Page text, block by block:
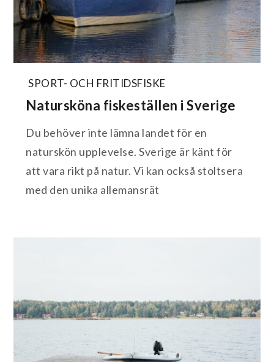
SPORT- OCH FRITIDSFISKE
Natursköna fiskeställen i Sverige
Du behöver inte lämna landet för en
naturskön upplevelse. Sverige är känt för
att vara rikt på natur. Vi kan också stoltsera
med den unika allemansrät